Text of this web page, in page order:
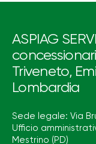
ASPIAG
Triveneto,
Lombardia
Sede legale: Via
Ufficio
Mestrino (PD)